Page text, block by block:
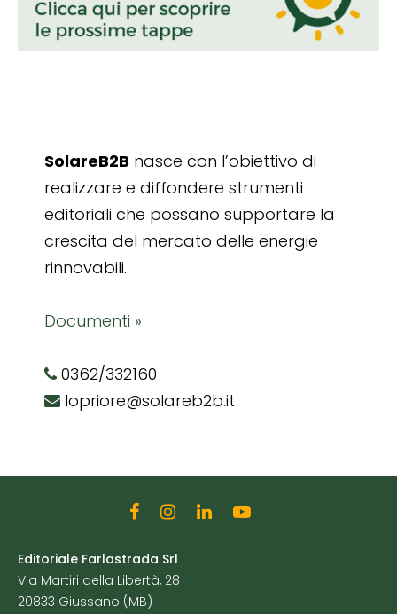
SolareB2B nasce con l’obiettivo di
realizzare e diffondere strumenti
editoriali che possano supportare la
crescita del mercato delle energie
rinnovabili.
Documenti »
0362/332160
lopriore@solareb2b.it
Editoriale Farlastrada Srl
Via Martiri della Libertà, 28
20833 Giussano (MB)